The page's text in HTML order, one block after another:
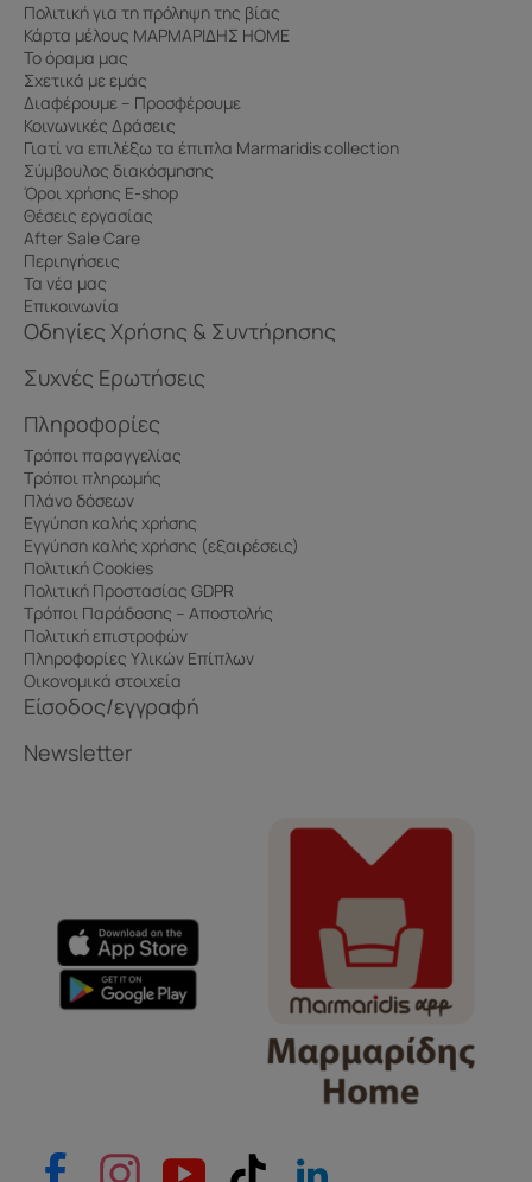
Πολιτική για τη πρόληψη της βίας
Κάρτα μέλους ΜΑΡΜΑΡΙΔΗΣ HOME
Το όραμα μας
Σχετικά με εμάς
Διαφέρουμε – Προσφέρουμε
Κοινωνικές Δράσεις
Γιατί να επιλέξω τα έπιπλα Marmaridis collection
Σύμβουλος διακόσμησης
Όροι χρήσης E-shop
Θέσεις εργασίας
After Sale Care
Περιηγήσεις
Τα νέα μας
Επικοινωνία
Οδηγίες Χρήσης & Συντήρησης
Συχνές Ερωτήσεις
Πληροφορίες
Τρόποι παραγγελίας
Τρόποι πληρωμής
Πλάνο δόσεων
Εγγύηση καλής χρήσης
Εγγύηση καλής χρήσης (εξαιρέσεις)
Πολιτική Cookies
Πολιτική Προστασίας GDPR
Τρόποι Παράδοσης – Αποστολής
Πολιτική επιστροφών
Πληροφορίες Υλικών Επίπλων
Οικονομικά στοιχεία
Είσοδος/εγγραφή
Newsletter